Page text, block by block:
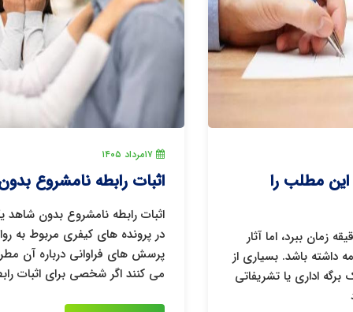
اثبات رابطه نامشروع بدون شاهد
اثبات رابطه نامشروع بدون شاهد یکی از موضوعاتی است که
در پرونده های کیفری مربوط به روابط میان زن و مرد،
پرسش های فراوانی درباره آن مطرح می شود. بسیاری تصور
می کنند اگر شخصی برای اثبات رابطه نامشروع شاه